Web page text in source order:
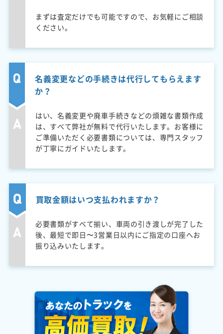
まずは査定だけでも可能ですので、お気軽にご相談
ください。
名義変更などの手続きは代行してもらえます
か？
はい、名義変更や廃車手続きなどの煩雑な書類作成
は、すべて弊社が無料で代行いたします。お客様に
ご準備いただく必要書類については、専門スタッフ
が丁寧にガイドいたします。
買取金額はいつ支払われますか？
必要書類がすべて揃い、車両の引き渡しが完了した
後、最短で即日〜3営業日以内にご指定の口座へお
振り込みいたします。